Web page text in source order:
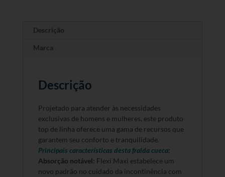
Descrição
Marca
Descrição
Projetado para atender às necessidades
exclusivas de homens e mulheres, este produto
top de linha oferece uma gama de recursos que
garantem seu conforto e tranquilidade.
Principais características desta fralda cueca:
Absorção notável: Flexi Maxi estabelece um
novo padrão no cuidado da incontinência com